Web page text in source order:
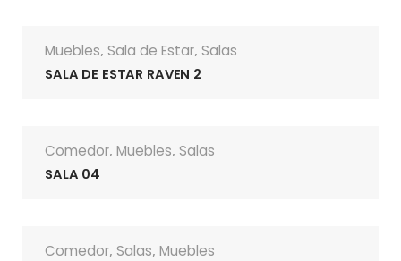
Muebles, Sala de Estar, Salas
SALA DE ESTAR RAVEN 2
Comedor, Muebles, Salas
SALA 04
Comedor, Salas, Muebles